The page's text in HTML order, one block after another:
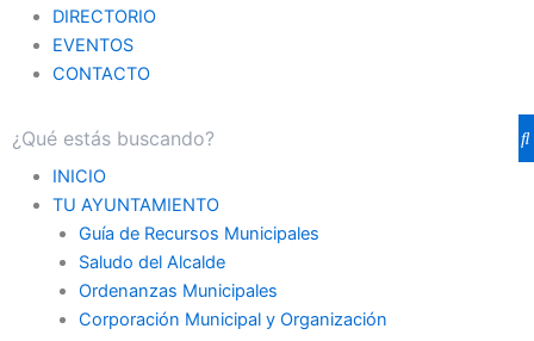
DIRECTORIO
EVENTOS
CONTACTO
INICIO
TU AYUNTAMIENTO
Guía de Recursos Municipales
Saludo del Alcalde
Ordenanzas Municipales
Corporación Municipal y Organización